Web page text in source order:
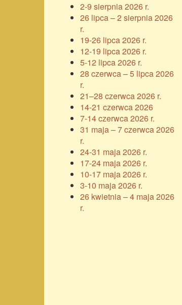
2-9 sierpnia 2026 r.
26 lipca – 2 sierpnia 2026
r.
19-26 lipca 2026 r.
12-19 lipca 2026 r.
5-12 lipca 2026 r.
28 czerwca – 5 lipca 2026
r.
21–28 czerwca 2026 r.
14-21 czerwca 2026
7-14 czerwca 2026 r.
31 maja – 7 czerwca 2026
r.
24-31 maja 2026 r.
17-24 maja 2026 r.
10-17 maja 2026 r.
3-10 maja 2026 r.
26 kwietnia – 4 maja 2026
r.